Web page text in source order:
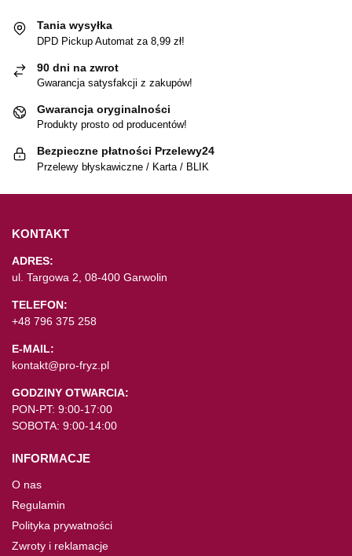
Tania wysyłka
DPD Pickup Automat za 8,99 zł!
90 dni na zwrot
Gwarancja satysfakcji z zakupów!
Gwarancja oryginalności
Produkty prosto od producentów!
Bezpieczne płatności Przelewy24
Przelewy błyskawiczne / Karta / BLIK
KONTAKT
ADRES:
ul. Targowa 2, 08-400 Garwolin
TELEFON:
+48 796 375 258
E-MAIL:
kontakt@pro-fryz.pl
GODZINY OTWARCIA:
PON-PT: 9:00-17:00
SOBOTA: 9:00-14:00
INFORMACJE
O nas
Regulamin
Polityka prywatności
Zwroty i reklamacje